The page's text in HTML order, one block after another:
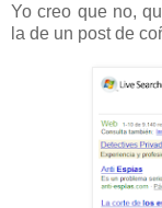
Yo creo que no,
la de un post de